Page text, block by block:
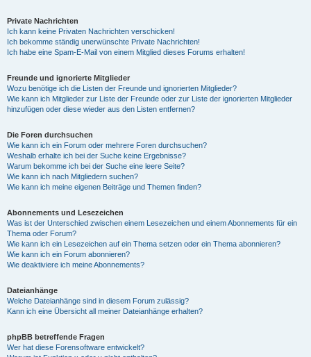
Private Nachrichten
Ich kann keine Privaten Nachrichten verschicken!
Ich bekomme ständig unerwünschte Private Nachrichten!
Ich habe eine Spam-E-Mail von einem Mitglied dieses Forums erhalten!
Freunde und ignorierte Mitglieder
Wozu benötige ich die Listen der Freunde und ignorierten Mitglieder?
Wie kann ich Mitglieder zur Liste der Freunde oder zur Liste der ignorierten Mitglieder
hinzufügen oder diese wieder aus den Listen entfernen?
Die Foren durchsuchen
Wie kann ich ein Forum oder mehrere Foren durchsuchen?
Weshalb erhalte ich bei der Suche keine Ergebnisse?
Warum bekomme ich bei der Suche eine leere Seite?
Wie kann ich nach Mitgliedern suchen?
Wie kann ich meine eigenen Beiträge und Themen finden?
Abonnements und Lesezeichen
Was ist der Unterschied zwischen einem Lesezeichen und einem Abonnements für ein
Thema oder Forum?
Wie kann ich ein Lesezeichen auf ein Thema setzen oder ein Thema abonnieren?
Wie kann ich ein Forum abonnieren?
Wie deaktiviere ich meine Abonnements?
Dateianhänge
Welche Dateianhänge sind in diesem Forum zulässig?
Kann ich eine Übersicht all meiner Dateianhänge erhalten?
phpBB betreffende Fragen
Wer hat diese Forensoftware entwickelt?